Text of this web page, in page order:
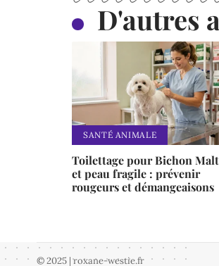
D'autres
SANTÉ ANIMALE
Toilettage pour Bichon
et peau fragile : prévenir
rougeurs et démangeaisons
© 2025 | roxane-westie.fr